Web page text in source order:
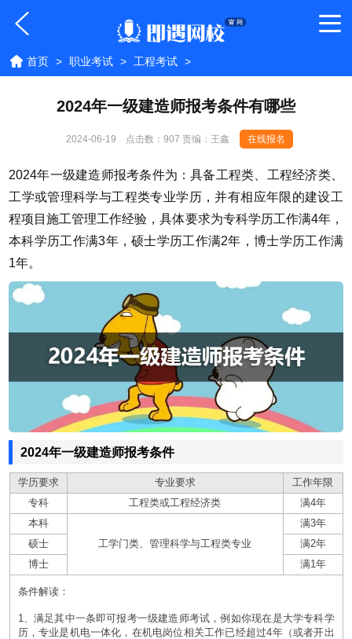
首页 > 职业考试 > 工程考试 >
2024年一级建造师报考条件有哪些
2024-06-19 点击数： 907 责编：王鑫 在线报名
2024年一级建造师报考条件为：具备工程类、工程经济类、
工学或管理科学与工程类专业学历，并有相应年限的建设工
程项目施工管理工作经验，具体要求为专科学历工作满4年，
本科学历工作满3年，硕士学历工作满2年，博士学历工作满
1年。
2024年一级建造师报考条件
学历要求 专业要求
工作年限
专科
工程类或工程经济类
满4年
本科
工学门类、管理科学与工程类专业
满3年
硕士
满2年
博士
满1年
条件解读：
1、满足其中一条即可报考一级建造师考试，例如你现在是大学专科学
历，专业是机电一体化，在机电岗位相关工作已经超过4年（或者开出